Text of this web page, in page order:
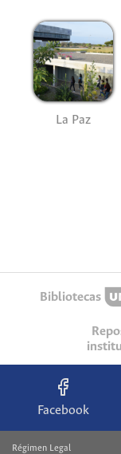
La Paz
Bibliotecas
Facebook
Régimen Legal